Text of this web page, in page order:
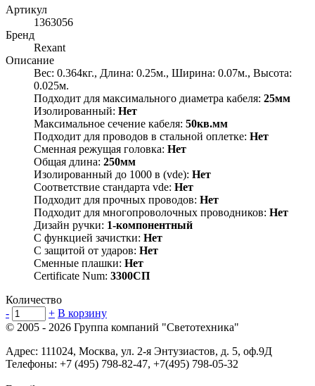
Артикул
1363056
Бренд
Rexant
Описание
Вес: 0.364кг., Длина: 0.25м., Ширина: 0.07м., Высота:
0.025м.
Подходит для максимального диаметра кабеля: 25мм
Изолированный: Нет
Максимальное сечение кабеля: 50кв.мм
Подходит для проводов в стальной оплетке: Нет
Сменная режущая головка: Нет
Общая длина: 250мм
Изолированный до 1000 в (vde): Нет
Соответствие стандарта vde: Нет
Подходит для прочных проводов: Нет
Подходит для многопроволочных проводников: Нет
Дизайн ручки: 1-компонентный
С функцией зачистки: Нет
С защитой от ударов: Нет
Сменные плашки: Нет
Certificate Num: 3300СП
Количество
-
+ В корзину
© 2005 - 2026 Группа компаний "Светотехника"
Адрес: 111024, Москва, ул. 2-я Энтузиастов, д. 5, оф.9Д
Телефоны: +7 (495) 798-82-47, +7(495) 798-05-32